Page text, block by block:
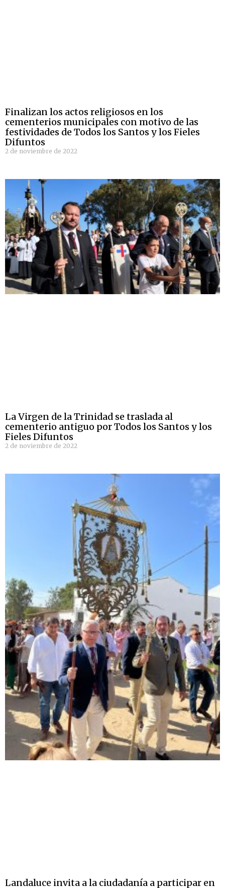
Finalizan los actos religiosos en los
cementerios municipales con motivo de las
festividades de Todos los Santos y los Fieles
Difuntos
2 de noviembre de 2022
La Virgen de la Trinidad se traslada al
cementerio antiguo por Todos los Santos y los
Fieles Difuntos
2 de noviembre de 2022
Landaluce invita a la ciudadanía a participar en